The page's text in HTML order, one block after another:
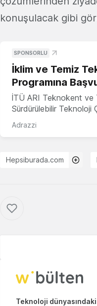
konuşulacak gibi
SPONSORLU
İklim ve Temiz
Programına
İTÜ ARI Teknokent ve
Sürdürülebilir Teknoloji
Adrazzi
Hepsiburada.com
Teknoloji